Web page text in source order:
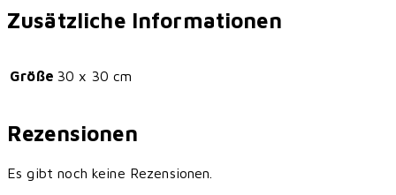
Zusätzliche Informationen
Größe 30 x 30 cm
Rezensionen
Es gibt noch keine Rezensionen.